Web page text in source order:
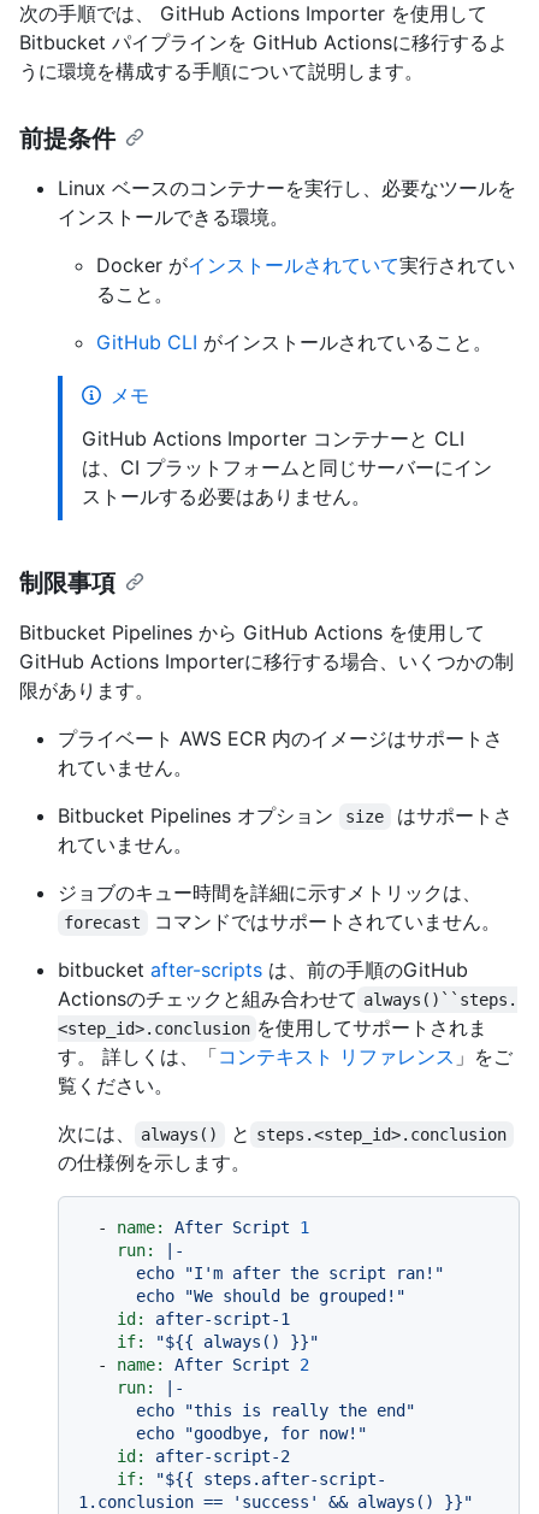
次の手順では、 GitHub Actions Importer を使用して
Bitbucket パイプラインを GitHub Actionsに移行するよ
うに環境を構成する手順について説明します。
前提条件
Linux ベースのコンテナーを実行し、必要なツールを
インストールできる環境。
Docker がインストールされていて実行されてい
ること。
GitHub CLI がインストールされていること。
メモ
GitHub Actions Importer コンテナーと CLI
は、CI プラットフォームと同じサーバーにイン
ストールする必要はありません。
制限事項
Bitbucket Pipelines から GitHub Actions を使用して
GitHub Actions Importerに移行する場合、いくつかの制
限があります。
プライベート AWS ECR 内のイメージはサポートさ
れていません。
Bitbucket Pipelines オプション
size
はサポートさ
れていません。
ジョブのキュー時間を詳細に示すメトリックは、
forecast
コマンドではサポートされていません。
bitbucket after-scripts は、前の手順のGitHub
Actionsのチェックと組み合わせて always()``steps.
<step_id>.conclusion を使用してサポートされま
す。 詳しくは、「コンテキスト リファレンス 」をご
覧ください。
次には、
always() と steps.<step_id>.conclusion
の仕様例を示します。
- name: After Script
1
run:
|-
id:
after-script-1
if:
"${{ always() }}"
-
name: After Script
2
run:
|-
id:
after-script-2
if:
"${{ steps.after-script-
1.conclusion == 'success' && always() }}"